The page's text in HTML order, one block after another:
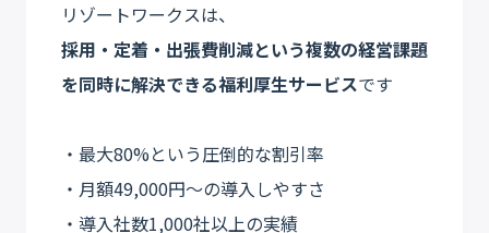
リゾートワークスは、
採用・定着・出張費削減という複数の経営課題
を同時に解決できる福利厚生サービスです
・最大80%という圧倒的な割引率
・月額49,000円〜の導入しやすさ
・導入社数1,000社以上の実績